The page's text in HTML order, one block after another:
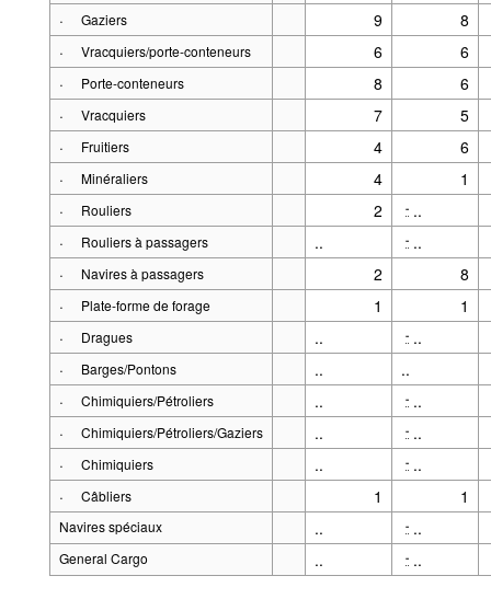
·
Gaziers 9
8
·
Vracquiers/porte-conteneurs 6
6
·
Porte-conteneurs 8
6
·
Vracquiers 7
5
·
Fruitiers 4
6
·
Minéraliers 4
1
·
Rouliers 2 - ..
·
Rouliers à passagers .. - ..
·
Navires à passagers 2
8
·
Plate-forme de forage 1
1
·
Dragues .. - ..
·
Barges/Pontons ..
..
·
Chimiquiers/Pétroliers .. - ..
·
Chimiquiers/Pétroliers/Gaziers .. - ..
·
Chimiquiers .. - ..
·
Câbliers 1 1
Navires spéciaux .. - ..
General Cargo .. - ..